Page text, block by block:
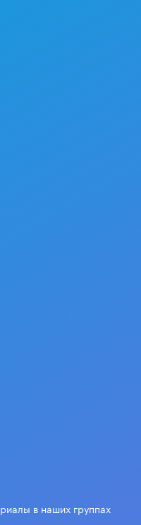
в наших группах